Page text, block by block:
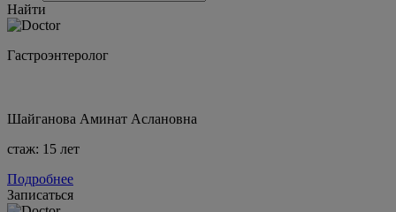
Найти
Гастроэнтеролог
Шайганова Аминат Аслановна
стаж: 15 лет
Подробнее
Записаться